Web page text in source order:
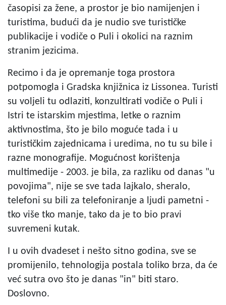
časopisi za žene, a prostor je bio namijenjen i
turistima, budući da je nudio sve turističke
publikacije i vodiče o Puli i okolici na raznim
stranim jezicima.
Recimo i da je opremanje toga prostora
potpomogla i Gradska knjižnica iz Lissonea. Turisti
su voljeli tu odlaziti, konzultirati vodiče o Puli i
Istri te istarskim mjestima, letke o raznim
aktivnostima, što je bilo moguće tada i u
turističkim zajednicama i uredima, no tu su bile i
razne monografije. Mogućnost korištenja
multimedije - 2003. je bila, za razliku od danas "u
povojima", nije se sve tada lajkalo, sheralo,
telefoni su bili za telefoniranje a ljudi pametni -
tko više tko manje, tako da je to bio pravi
suvremeni kutak.
I u ovih dvadeset i nešto sitno godina, sve se
promijenilo, tehnologija postala toliko brza, da će
već sutra ovo što je danas "in" biti staro.
Doslovno.